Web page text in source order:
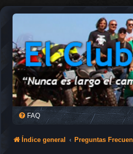
FAQ
Índice general Preguntas